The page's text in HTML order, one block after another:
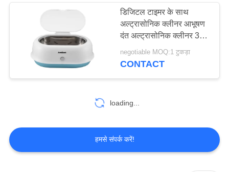
क्लीनर
अल्ट्रासोनिक ब्लाइंड
42
डिजिटल टाइमर के साथ
अल्ट्रासोनिक क्लीनर आभूषण
दंत अल्ट्रासोनिक क्लीनर 3
मिनट स्वचालित बंद
negotiable MOQ:1 टुकड़ा
CONTACT
loading...
हमसे संपर्क करें!